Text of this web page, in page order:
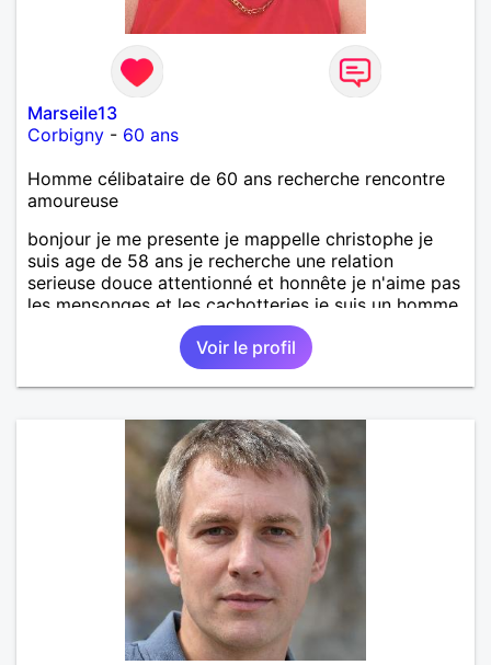
Marseile13
Corbigny - 60 ans
Homme célibataire de 60 ans recherche rencontre
amoureuse
bonjour je me presente je mappelle christophe je
suis age de 58 ans je recherche une relation
serieuse douce attentionné et honnête je n'aime pas
les mensonges et les cachotteries je suis un homme
sensible doux câlin et franc. PS je n'habite pas à
Marseille mes fans de l'équipe de l'OM je suis du
département de la Nièvre 58
Voir le profil